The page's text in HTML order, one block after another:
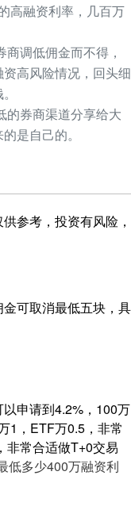
高融资利率，几百万
调低佣金而不得，
高风险情况，回头细
券商渠道分享给大
是自己的。
参考，投资有风险，
可取消最低五块，具
申请到4.2%，100万
1，ETF万0.5，非常
非常合适做T+0交易
低多少400万融资利